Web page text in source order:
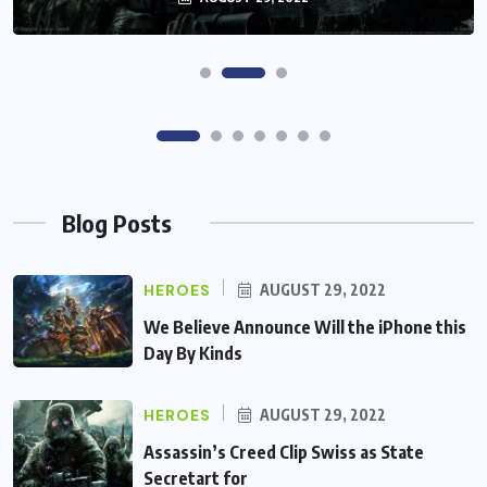
Blog Posts
HEROES AUGUST 29, 2022
We Believe Announce Will the iPhone this
Day By Kinds
HEROES AUGUST 29, 2022
Assassin’s Creed Clip Swiss as State
Secretart for